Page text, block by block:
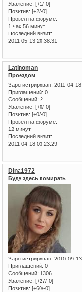
Уважение: [+1/-0]
Позитив: [+2/-0]
Провел на форуме:
1 час 56 минут
Последний визит:
2011-05-13 20:38:31
Latinoman
Проездом
Зарегистрирован: 2011-04-18
Приглашений: 0
Сообщений: 2
Уважение: [+0/-0]
Позитив: [+0/-0]
Провел на форуме:
12 минут
Последний визит:
2011-04-18 03:23:29
Dina1972
Буду здесь помирать
Зарегистрирован: 2010-09-13
Приглашений: 0
Сообщений: 1306
Уважение: [+27/-0]
Позитив: [+60/-0]